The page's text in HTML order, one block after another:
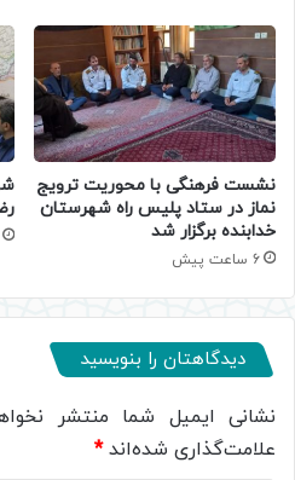
نشست فرهنگی با محوریت ترویج
نماز در ستاد پلیس راه شهرستان
خدابنده برگزار شد
6 ساعت پیش
دیدگاهتان را بنویسید
نشانی ایمیل شما منتشر
علامت‌گذاری شده‌اند*